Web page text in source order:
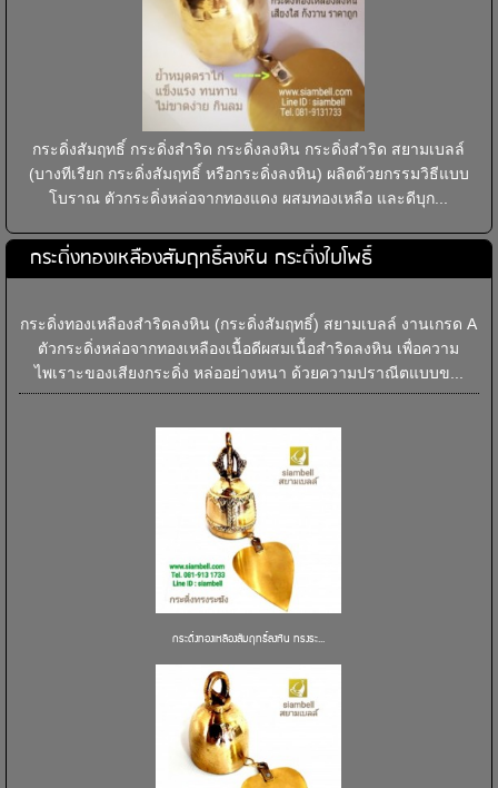
กระดิ่งสัมฤทธิ์ กระดิ่งสำริด กระดิ่งลงหิน กระดิ่งสำริด สยามเบลล์
(บางทีเรียก กระดิ่งสัมฤทธิ์ หรือกระดิ่งลงหิน) ผลิตด้วยกรรมวิธีแบบ
โบราณ ตัวกระดิ่งหล่อจากทองแดง ผสมทองเหลือ และดีบุก...
กระดิ่งทองเหลืองสัมฤทธิ์ลงหิน กระดิ่งใบโพธิ์
กระดิ่งทองเหลืองสำริดลงหิน (กระดิ่งสัมฤทธิ์) สยามเบลล์ งานเกรด A
ตัวกระดิ่งหล่อจากทองเหลืองเนื้อดีผสมเนื้อสำริดลงหิน เพื่อความ
ไพเราะของเสียงกระดิ่ง หล่ออย่างหนา ด้วยความปราณีตแบบข...
กระดิ่งทองเหลืองสัมฤทธิ์ลงหิน ทรงระ...